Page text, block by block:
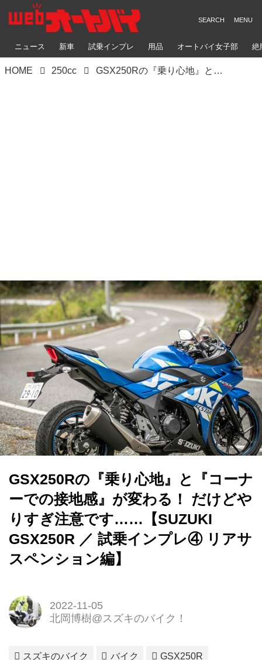
ニュース 新車 試乗インプレ 用品 オートバイ女子部 絶
HOME 250cc GSX250Rの『乗り心地』と『コーナーでの接地感』が変わる！ だけどやりすぎ注意です……【SUZUKI GSX250R ／ 試乗インプレ④ リアサスペンション編】
GSX250Rの『乗り心地』と『コーナ
ーでの接地感』が変わる！ だけどや
りすぎ注意です……【SUZUKI
GSX250R ／ 試乗インプレ④ リアサ
スペンション編】
2022-11-05
北岡博樹@スズキのバイク！
スズキのバイク バイク GSX250R